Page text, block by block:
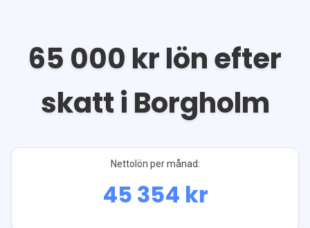
65 000 kr lön efter
skatt i Borgholm
Nettolön per månad:
45 354 kr